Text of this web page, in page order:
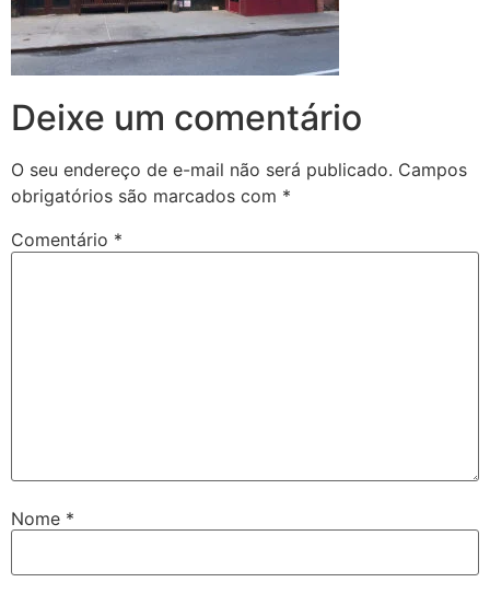
Deixe um comentário
O seu endereço de e-mail não será publicado. Campos
obrigatórios são marcados com *
Comentário *
Nome *